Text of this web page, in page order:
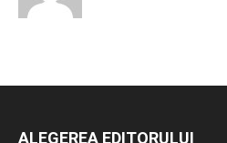
ALEGEREA EDITORULUI